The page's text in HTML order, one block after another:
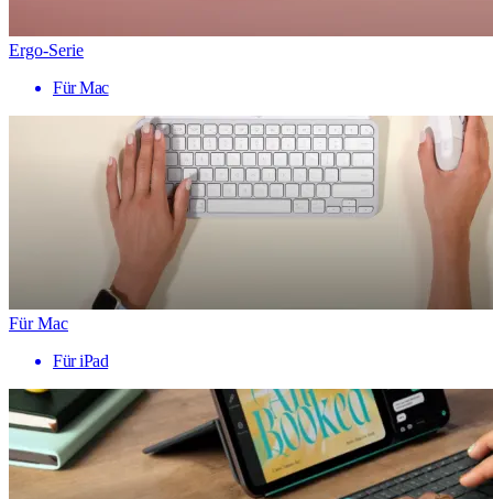
Ergo-Serie
Für Mac
Für Mac
Für iPad